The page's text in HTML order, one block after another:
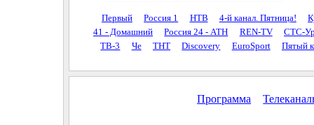
Первый Россия 1 НТВ 4-й канал. Пятница!
41 - Домашний
Россия 24 - АТН REN-TV
СТС-
ТВ-3
Че ТНТ Discovery EuroSport Пятый
Программа